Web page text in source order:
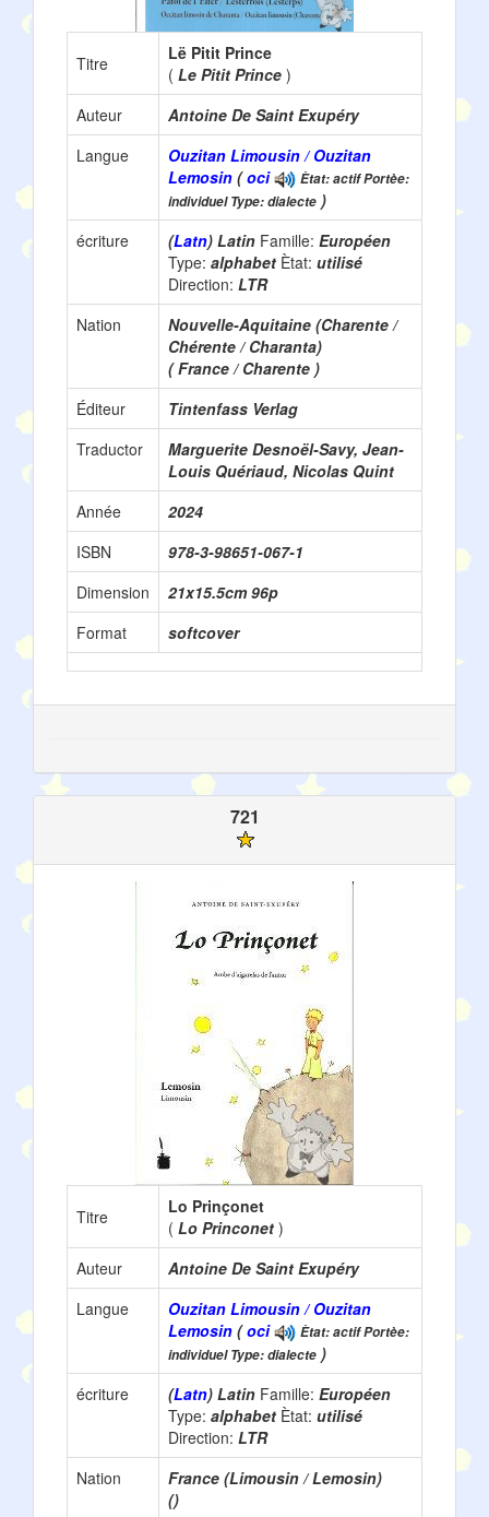
Titre
Lë Pitit Prince
( Le Pitit Prince )
Auteur
Antoine De Saint Exupéry
Langue
Ouzitan Limousin / Ouzitan
Lemosin (oci
Ètat: actif Portèe:
individuel Type: dialecte )
écriture
(Latn) Latin Famille: Européen
Type: alphabet Ètat: utilisé
Direction: LTR
Nation
Nouvelle-Aquitaine (Charente /
Chérente / Charanta)
( France / Charente )
Éditeur
Tintenfass Verlag
Traductor
Marguerite Desnoël-Savy, Jean-
Louis Quériaud, Nicolas Quint
Année
2024
ISBN
978-3-98651-067-1
Dimension
21x15.5cm 96p
Format
softcover
721
Titre
Lo Prinçonet
( Lo Princonet )
Auteur
Antoine De Saint Exupéry
Langue
Ouzitan Limousin / Ouzitan
Lemosin (oci
Ètat: actif Portèe:
individuel Type: dialecte )
écriture
(Latn) Latin Famille: Européen
Type: alphabet Ètat: utilisé
Direction: LTR
Nation
France (Limousin / Lemosin)
()